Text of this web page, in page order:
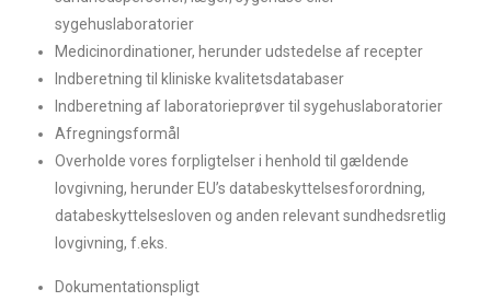
sygehuslaboratorier
Medicinordinationer, herunder udstedelse af recepter
Indberetning til kliniske kvalitetsdatabaser
Indberetning af laboratorieprøver til sygehuslaboratorier
Afregningsformål
Overholde vores forpligtelser i henhold til gældende
lovgivning, herunder EU’s databeskyttelsesforordning,
databeskyttelsesloven og anden relevant sundhedsretlig
lovgivning, f.eks.
Dokumentationspligt